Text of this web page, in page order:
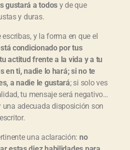
gustará a todos y de que
y duras.
escribas, y la forma en que el
condicionado por tus
actitud frente a la vida y a tu
en ti, nadie lo hará; si no te
a nadie le gustará; si solo ves
tu mensaje será negativo…
una adecuada disposición son
una aclaración: no